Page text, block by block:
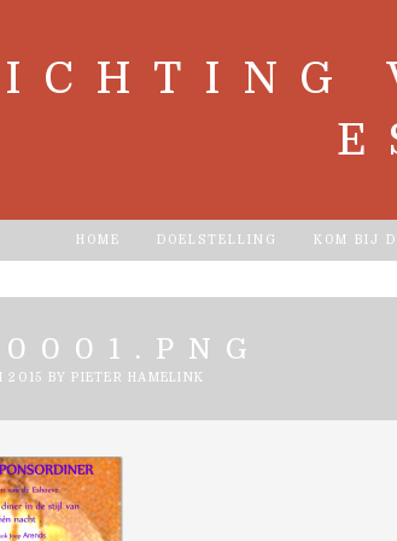
HOME DOELSTELLING KOM BIJ
2015 BY PIETER HAMELINK